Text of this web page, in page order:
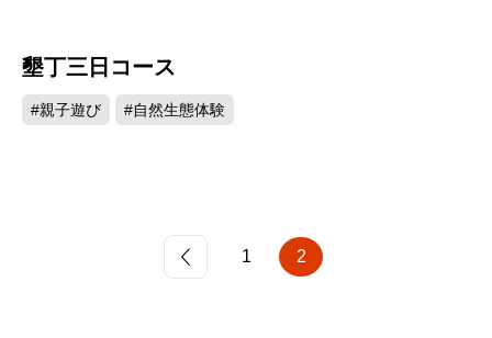
墾丁三日コース
#親子遊び #自然生態体験
1 2